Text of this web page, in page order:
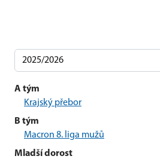
A tým
Krajský přebor
B tým
Macron 8. liga mužů
Mladší dorost